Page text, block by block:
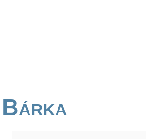
Bárka